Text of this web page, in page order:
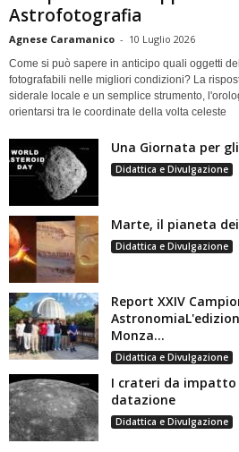
Astrofotografia
Agnese Caramanico - 10 Luglio 2026
Come si può sapere in anticipo quali oggetti
fotografabili nelle migliori condizioni? La
siderale locale e un semplice strumento,
orientarsi tra le coordinate della volta celeste
Una Giornata per
Didattica e Divulgazione
Marte, il pianeta
Didattica e Divulgazione
Report XXIV
Monza...
Didattica e Divulgazione
I crateri da impatto
datazione
Didattica e Divulgazione